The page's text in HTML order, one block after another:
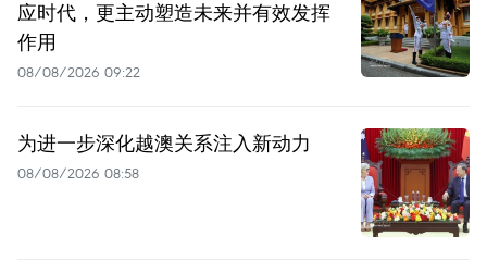
应时代，更主动塑造未来并有效发挥
作用
08/08/2026 09:22
为进一步深化越澳关系注入新动力
08/08/2026 08:58